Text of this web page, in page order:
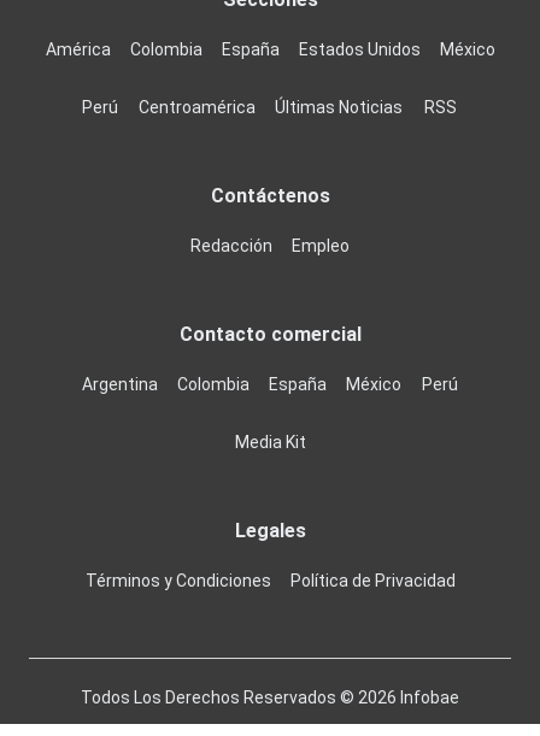
América Colombia España Estados Unidos México
Perú Centroamérica Últimas Noticias RSS
Contáctenos
Redacción Empleo
Contacto comercial
Argentina Colombia España México Perú
Media Kit
Legales
Términos y Condiciones Política de Privacidad
Todos Los Derechos Reservados © 2026 Infobae